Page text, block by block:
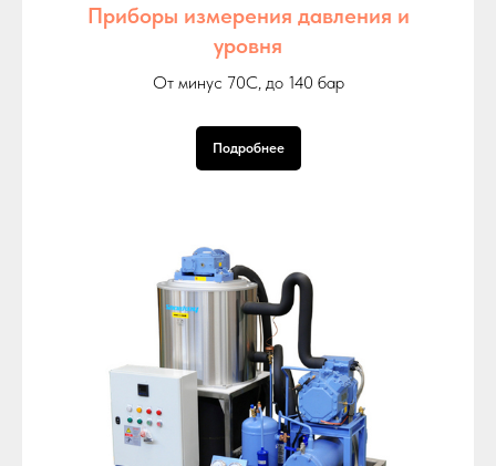
Приборы измерения давления и
уровня
От минус 70С, до 140 бар
Подробнее